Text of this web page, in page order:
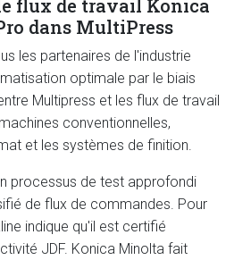
flux de travail Konica
dans MultiPress
les partenaires de l'industrie
optimale par le biais
Multipress et les flux de travail
conventionnelles,
et les systèmes de finition.
processus de test approfondi
de flux de commandes. Pour
indique qu'il est certifié
JDF. Konica Minolta fait